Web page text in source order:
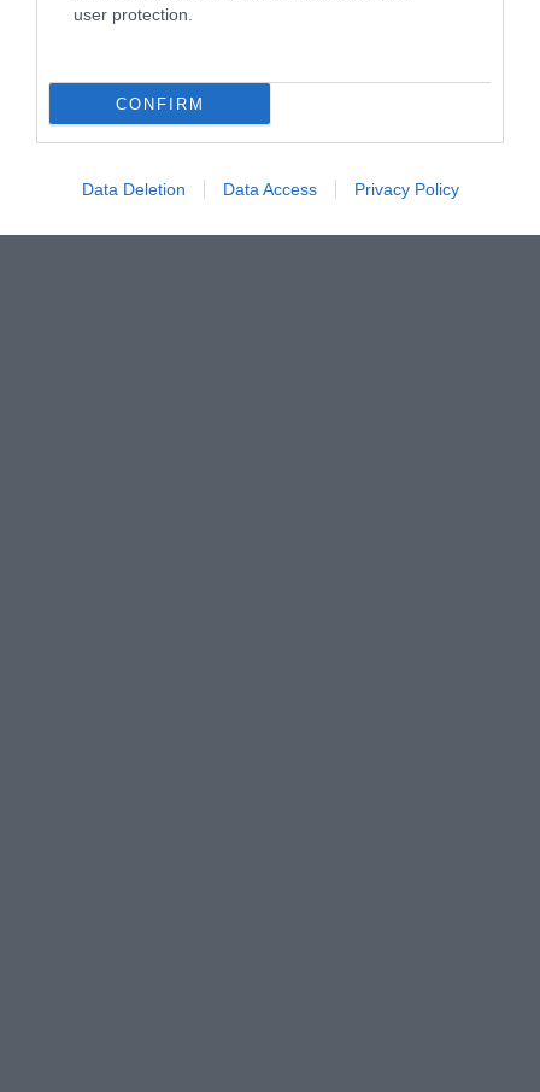
user protection.
CONFIRM
Data Deletion Data Access Privacy Policy